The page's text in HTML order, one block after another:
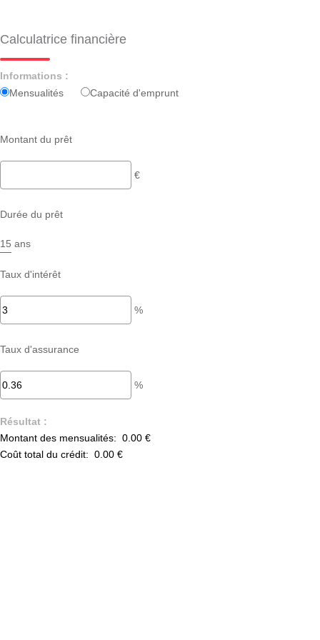
Calculatrice financière
Informations :
Mensualités
Capacité d'emprunt
Montant du prêt
€
Durée du prêt
ans
Taux d'intérêt
%
Taux d'assurance
%
Résultat :
Montant des mensualités: 0.00 €
Coût total du crédit: 0.00 €